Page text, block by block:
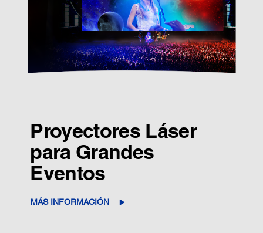
Proyectores Láser
para Grandes
Eventos
MÁS INFORMACIÓN